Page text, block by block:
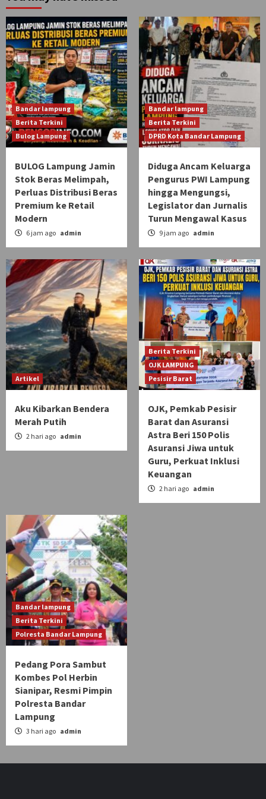
Bandar lampung
Berita Terkini
Bulog Lampung
BULOG Lampung Jamin
Stok Beras Melimpah,
Perluas Distribusi Beras
Premium ke Retail
Modern
6 jam ago admin
Bandar lampung
Berita Terkini
DPRD Kota Bandar Lampung
Diduga Ancam Keluarga
Pengurus PWI Lampung
hingga Mengungsi,
Legislator dan Jurnalis
Turun Mengawal Kasus
9 jam ago admin
Artikel
Aku Kibarkan Bendera
Merah Putih
2 hari ago admin
Berita Terkini
OJK LAMPUNG
Pesisir Barat
OJK, Pemkab Pesisir
Barat dan Asuransi
Astra Beri 150 Polis
Asuransi Jiwa untuk
Guru, Perkuat Inklusi
Keuangan
2 hari ago admin
Bandar lampung
Berita Terkini
Polresta Bandar Lampung
Pedang Pora Sambut
Kombes Pol Herbin
Sianipar, Resmi Pimpin
Polresta Bandar
Lampung
3 hari ago admin